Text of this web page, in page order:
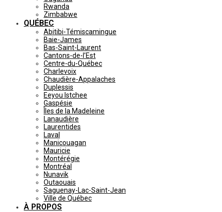
Rwanda
Zimbabwe
QUÉBEC
Abitibi-Témiscamingue
Baie-James
Bas-Saint-Laurent
Cantons-de-l’Est
Centre-du-Québec
Charlevoix
Chaudière-Appalaches
Duplessis
Eeyou Istchee
Gaspésie
Îles de la Madeleine
Lanaudière
Laurentides
Laval
Manicouagan
Mauricie
Montérégie
Montréal
Nunavik
Outaouais
Saguenay-Lac-Saint-Jean
Ville de Québec
À PROPOS